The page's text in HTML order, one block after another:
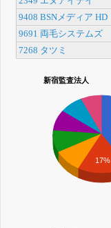
9408 BSNメディア HD
9691 両毛システムズ
7268 タツミ
新宿監査法人
17%